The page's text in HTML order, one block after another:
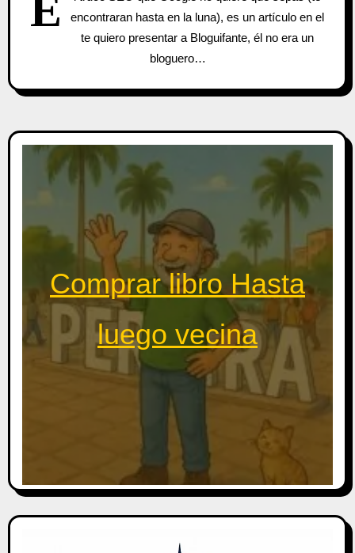
encontraran hasta en la luna), es un artículo en el
te quiero presentar a Bloguifante, él no era un
bloguero…
Comprar libro Hasta
luego vecina